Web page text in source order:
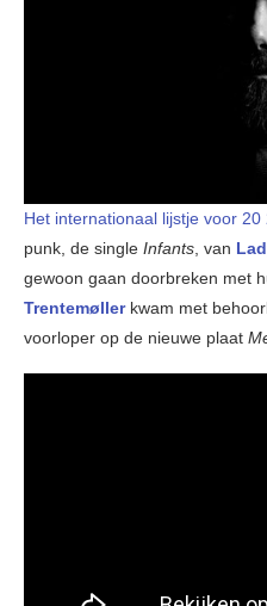
Het internationaal lijstje voor 20
punk, de single Infants, van
gewoon gaan doorbreken met
Trentemøllerkwam met
voorloper op de nieuwe plaat